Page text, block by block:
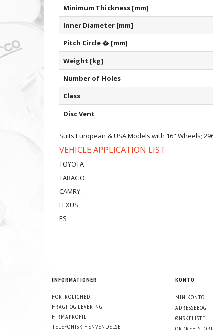
Minimum Thickness [mm]
Inner Diameter [mm]
Pitch Circle � [mm]
Weight [kg]
Number of Holes
Class
Disc Vent
Suits European & USA Models with 16" Wheels;
VEHICLE APPLICATION LIST
TOYOTA
TARAGO
CAMRY.
LEXUS
ES
INFORMATIONER
FORTROLIGHED
FRAGT OG LEVERING
FIRMAPROFIL
TELEFONISK HENVENDELSE
KONTO
MIN KONTO
ADRESSEBOG
ØNSKELISTE